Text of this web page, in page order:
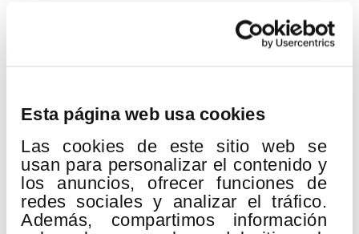
Esta página web usa cookies
Las cookies de este sitio web se
usan para personalizar el contenido y
los anuncios, ofrecer funciones de
redes sociales y analizar el tráfico.
Además, compartimos información
OCT
2026